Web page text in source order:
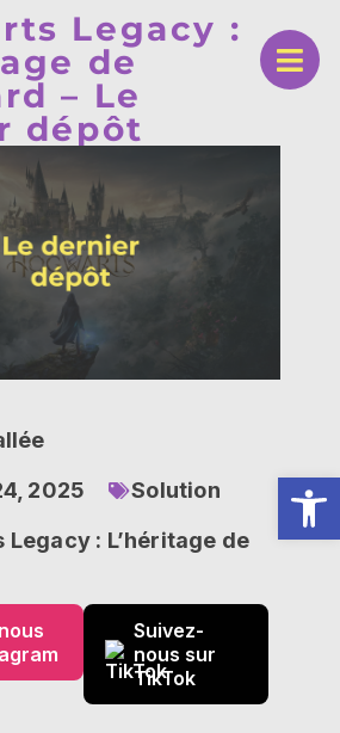
Legacy :
de
– Le
dépôt
2025
Solution
Legacy : L’héritage de
Suivez-
nous sur
TikTok